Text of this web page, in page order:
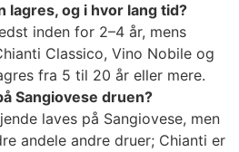
lagres, og i hvor lang tid?
inden for 2–4 år, mens
Classico, Vino Nobile og
fra 5 til 20 år eller mere.
Sangiovese druen?
laves på Sangiovese, men
andele andre druer; Chianti er